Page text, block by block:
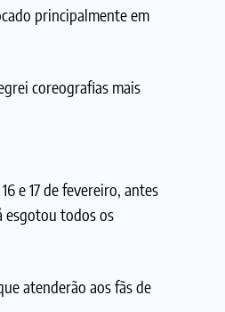
principalmente em
coreografias mais
e 17 de fevereiro, antes
esgotou todos os
atenderão aos fãs de